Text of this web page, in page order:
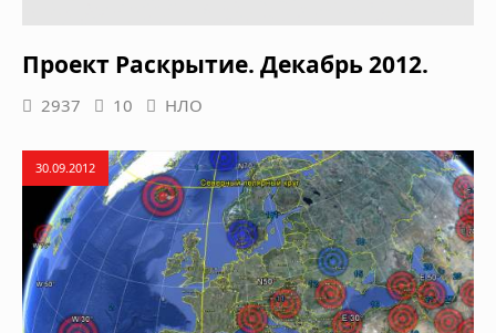
Проект Раскрытие. Декабрь 2012.
2937 10 НЛО
30.09.2012